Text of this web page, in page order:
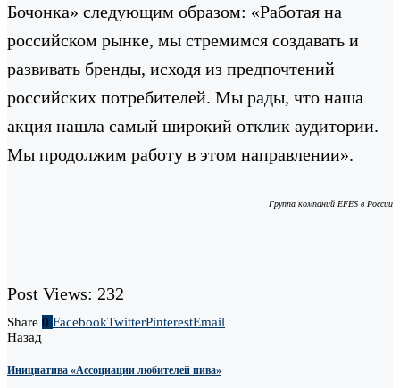
Бочонка» следующим образом: «Работая на
российском рынке, мы стремимся создавать и
развивать бренды, исходя из предпочтений
российских потребителей. Мы рады, что наша
акция нашла самый широкий отклик аудитории.
Мы продолжим работу в этом направлении».
Группа компаний EFES в России
Post Views: 232
Share 0 FacebookTwitterPinterestEmail
Назад
Инициатива «Ассоциации любителей пива»